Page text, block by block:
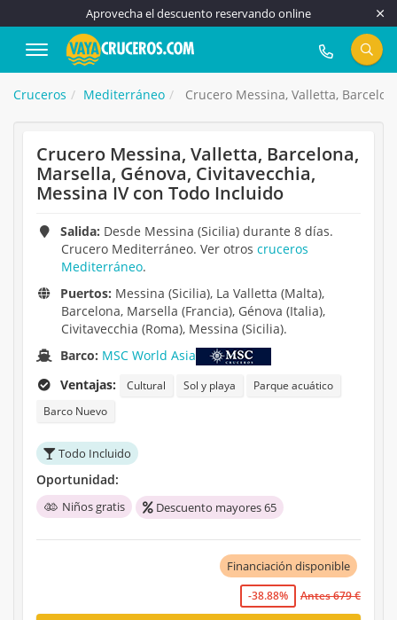
Aprovecha el descuento reservando online
917 815 555
Cruceros Mediterráneo Crucero Messina, Valletta,
Crucero Messina, Valletta, Barcelona,
Marsella, Génova, Civitavecchia,
Messina IV con Todo Incluido
Salida: Desde Messina (Sicilia) durante 8 días.
Crucero Mediterráneo. Ver otros cruceros
Mediterráneo.
Puertos: Messina (Sicilia), La Valletta (Malta),
Barcelona, Marsella (Francia), Génova (Italia),
Civitavecchia (Roma), Messina (Sicilia).
Barco: MSC World Asia
Ventajas:
Cultural Sol y playa
Parque acuático
Barco Nuevo
Todo Incluido
Oportunidad:
Niños gratis Descuento mayores 65
Financiación disponible
-38.88% Antes 679 €